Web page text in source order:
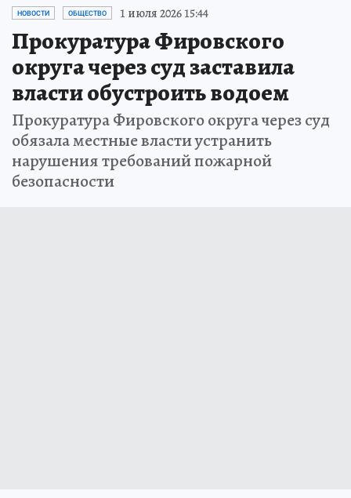
НОВОСТИ ОБЩЕСТВО 1 июля 2026 15:44
Прокуратура Фировского
округа через суд заставила
власти обустроить водоем
Прокуратура Фировского округа через суд
обязала местные власти устранить
нарушения требований пожарной
безопасности